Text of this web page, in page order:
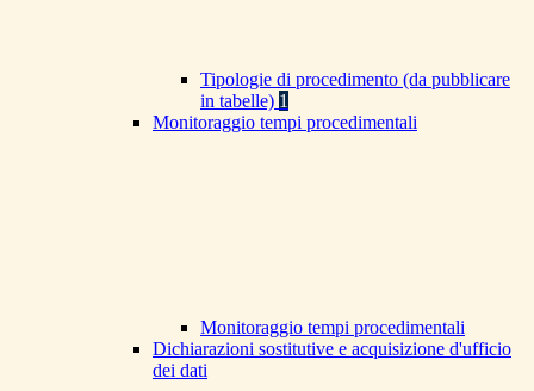
Tipologie di procedimento (da pubblicare
in tabelle) 1
Monitoraggio tempi procedimentali
Monitoraggio tempi procedimentali
Dichiarazioni sostitutive e acquisizione d'ufficio
dei dati